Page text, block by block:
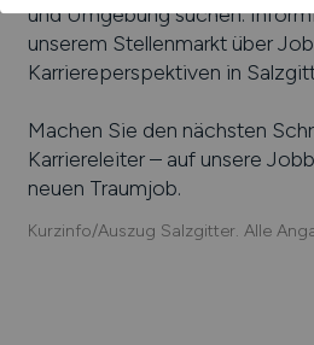
und Umgebung suchen.
unserem Stellenmarkt über
Karriereperspektiven in
Machen Sie den nächsten
Karriereleiter – auf unsere
neuen Traumjob.
Kurzinfo/Auszug Salzgitter. Alle